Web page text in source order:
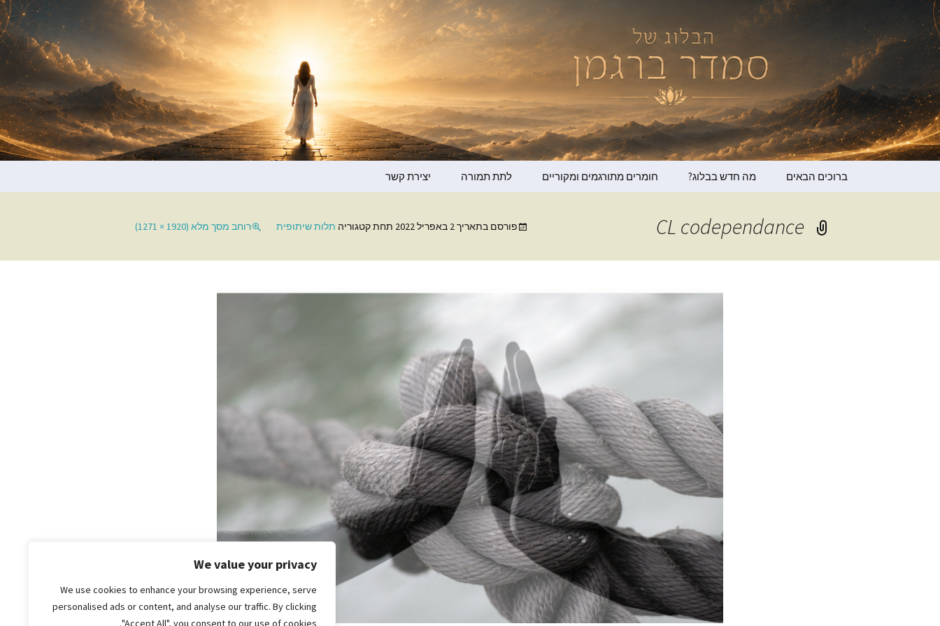
We value your privacy
We use cookies to enhance your browsing experience, serve
personalised ads or content, and analyse our traffic. By clicking
"Accept All", you consent to our use of cookies.
הבלוג של סמדר ברגמן
תרגום חומרים רוחניים
ברוכים הבאים מה חדש בבלוג? חומרים מתורגמים ומקוריים
סטיב ד׳לאנו גרסיה
ליה דיאן – נפש אוטיסטית
Mutual Reception
Astrology
כריסטינה לופז
אלת׳יאה לונה ומטאו סול
מאתר Lonerwolf
טאנאז מאתר Forever
Conscious
לתת תמורה יצירת קשר
CL codependance פורסם בתאריך2 באפריל 2022 תחת קטגוריה תלות שיתופית רוחב מסך מלא (1920 × 1271)